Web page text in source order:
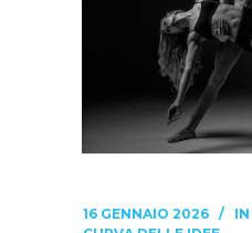
16 GENNAIO 2026 IN